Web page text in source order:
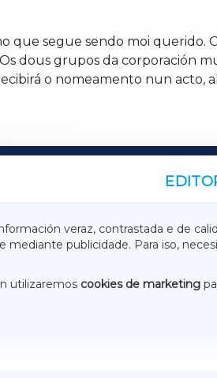
que segue sendo moi querido.
dous grupos da corporación
o nomeamento nun acto,
veraz, contrastada e de
mediante publicidade. Para iso,
utilizaremos cookies de marketing
TERRACHAXA
ACORUÑAXA